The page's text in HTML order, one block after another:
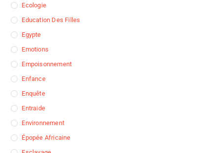
Ecologie
Education Des Filles
Egypte
Emotions
Empoisonnement
Enfance
Enquête
Entraide
Environnement
Épopée Africaine